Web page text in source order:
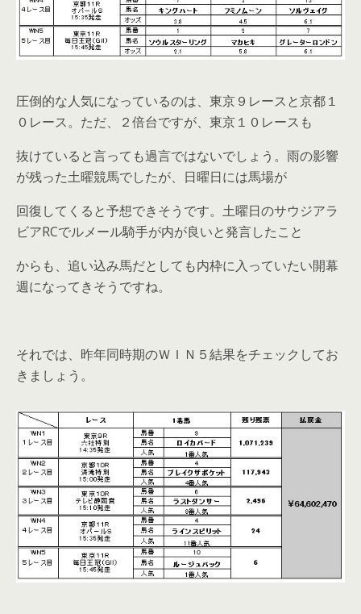
圧倒的な人気になっているのは、東京９レースと京都１
０レース。ただ、２倍台ですが、東京１０レースも
抜けていると言っても過言ではないでしょう。雨の影響
が残った土曜競馬でしたが、日曜日には馬場が
回復してくると予想できそうです。土曜日のサウジアラ
ビアRCでルメール騎手が内が良いと発言したこと
からも、追い込み馬だとしても内枠に入っていたい開幕
週になってきそうですね。
それでは、昨年同時期のＷＩＮ５結果をチェックしてお
きましょう。